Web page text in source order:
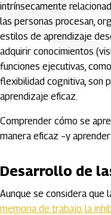
intrínsecamente
las personas procesan,
estilos de aprendizaje
adquirir conocimientos
funciones ejecutivas,
flexibilidad cognitiva, son
aprendizaje eficaz.
Comprender cómo se
manera eficaz –y
Desarrollo de
Aunque se considera que
memoria de trabajo, la